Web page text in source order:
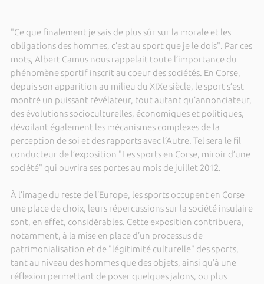
"Ce que finalement je sais de plus sûr sur la morale et les
obligations des hommes, c’est au sport que je le dois". Par ces
mots, Albert Camus nous rappelait toute l’importance du
phénomène sportif inscrit au coeur des sociétés. En Corse,
depuis son apparition au milieu du XIXe siècle, le sport s’est
montré un puissant révélateur, tout autant qu’annonciateur,
des évolutions socioculturelles, économiques et politiques,
dévoilant également les mécanismes complexes de la
perception de soi et des rapports avec l’Autre. Tel sera le fil
conducteur de l’exposition "Les sports en Corse, miroir d’une
société" qui ouvrira ses portes au mois de juillet 2012.
À l’image du reste de l’Europe, les sports occupent en Corse
une place de choix, leurs répercussions sur la société insulaire
sont, en effet, considérables. Cette exposition contribuera,
notamment, à la mise en place d’un processus de
patrimonialisation et de "légitimité culturelle" des sports,
tant au niveau des hommes que des objets, ainsi qu’à une
réflexion permettant de poser quelques jalons, ou plus